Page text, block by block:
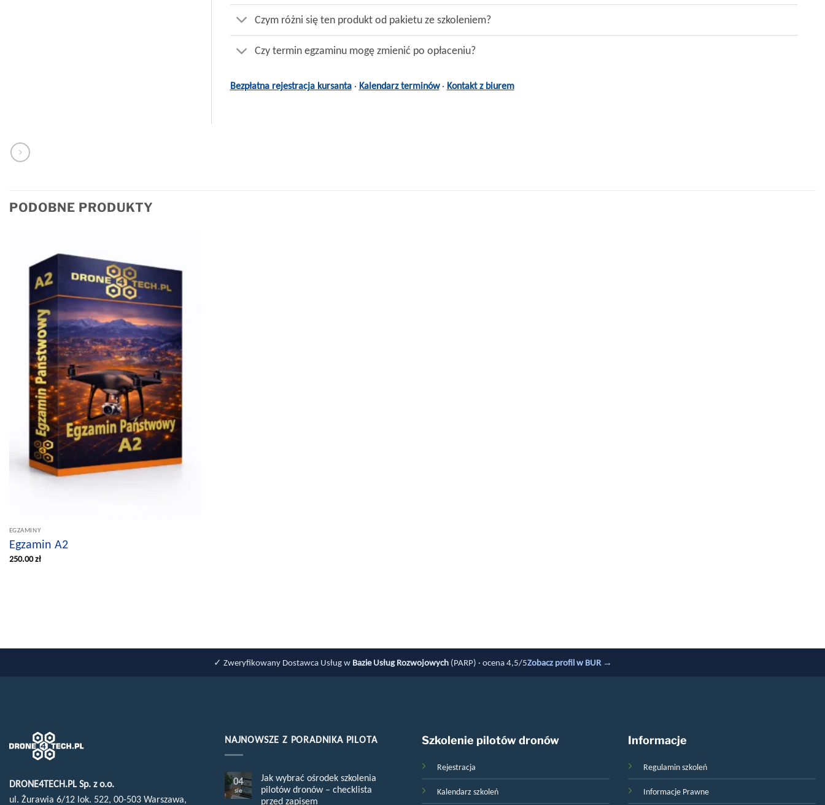
Czym różni się ten produkt od pakietu ze szkoleniem?
Czy termin egzaminu mogę zmienić po opłaceniu?
Bezpłatna rejestracja kursanta· Kalendarz terminów· Kontakt z biurem
PODOBNE PRODUKTY
EGZAMINY
Egzamin A2
250.00zł
✓ Zweryfikowany Dostawca Usług w Bazie Usług Rozwojowych(PARP) · ocena 4,5/5Zobacz profil w BUR →
DRONE4TECH.PL Sp. z o.o.
ul. Żurawia 6/12 lok. 522, 00-503 Warszawa,
NAJNOWSZE Z PORADNIKA PILOTA
04
sie
Jak wybrać ośrodek szkolenia
pilotów dronów – checklista
przed zapisem
Szkolenie pilotów dronów
Rejestracja
Kalendarz szkoleń
Informacje
Regulamin szkoleń
Informacje Prawne